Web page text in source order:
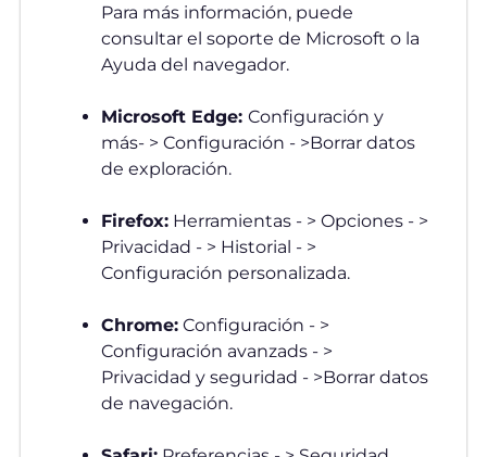
Para más información, puede
consultar el soporte de Microsoft o la
Ayuda del navegador.
Microsoft Edge: Configuración y
más- > Configuración - >Borrar datos
de exploración.
Firefox:Herramientas - > Opciones - >
Privacidad - > Historial - >
Configuración personalizada.
Chrome:Configuración - >
Configuración avanzads - >
Privacidad y seguridad - >Borrar datos
de navegación.